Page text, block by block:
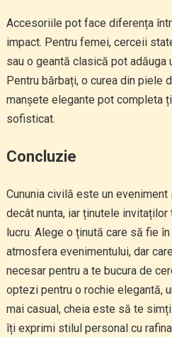
Accesoriile pot face diferența
impact. Pentru femei, cerceii
sau o geantă clasică pot adăuga
Pentru bărbați, o curea din piele
manșete elegante pot completa
sofisticat.
Concluzie
Cununia civilă este un
decât nunta, iar ținutele
lucru. Alege o ținută care să fie
atmosfera evenimentului, dar
necesar pentru a te bucura de
optezi pentru o rochie elegantă,
mai casual, cheia este să te
îți exprimi stilul personal cu